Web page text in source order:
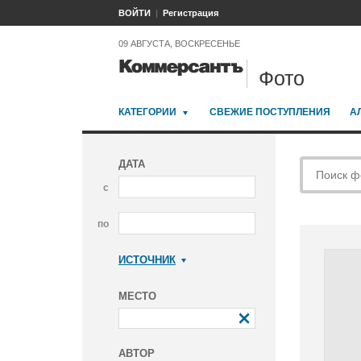
ВОЙТИ Регистрация
09 АВГУСТА, ВОСКРЕСЕНЬЕ
Фото
КАТЕГОРИИ СВЕЖИЕ ПОСТУПЛЕНИЯ
ДАТА
с
по
ИСТОЧНИК
МЕСТО
АВТОР